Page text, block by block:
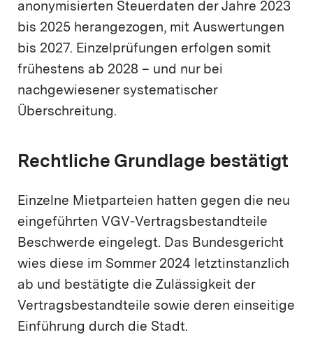
anonymisierten Steuerdaten der Jahre 2023
bis 2025 herangezogen, mit Auswertungen
bis 2027. Einzelprüfungen erfolgen somit
frühestens ab 2028 – und nur bei
nachgewiesener systematischer
Überschreitung.
Rechtliche Grundlage bestätigt
Einzelne Mietparteien hatten gegen die neu
eingeführten VGV-Vertragsbestandteile
Beschwerde eingelegt. Das Bundesgericht
wies diese im Sommer 2024 letztinstanzlich
ab und bestätigte die Zulässigkeit der
Vertragsbestandteile sowie deren einseitige
Einführung durch die Stadt.